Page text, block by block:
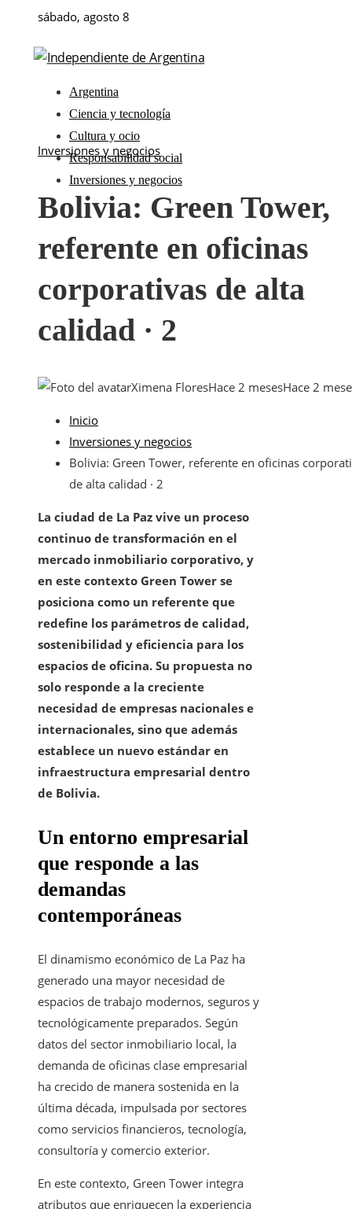
sábado, agosto 8
Argentina
Ciencia y tecnología
Cultura y ocio
Responsabilidad social
Inversiones y negocios
Inversiones y negocios
Bolivia: Green Tower,
referente en oficinas
corporativas de alta
calidad · 2
Ximena FloresHace 2 mesesHace 2
Inicio
Inversiones y negocios
Bolivia: Green Tower, referente en oficinas
de alta calidad · 2
La ciudad de La Paz vive un proceso
continuo de transformación en el
mercado inmobiliario corporativo, y
en este contexto Green Tower se
posiciona como un referente que
redefine los parámetros de calidad,
sostenibilidad y eficiencia para los
espacios de oficina. Su propuesta no
solo responde a la creciente
necesidad de empresas nacionales e
internacionales, sino que además
establece un nuevo estándar en
infraestructura empresarial dentro
de Bolivia.
Un entorno empresarial
que responde a las
demandas
contemporáneas
El dinamismo económico de La Paz ha
generado una mayor necesidad de
espacios de trabajo modernos, seguros y
tecnológicamente preparados. Según
datos del sector inmobiliario local, la
demanda de oficinas clase empresarial
ha crecido de manera sostenida en la
última década, impulsada por sectores
como servicios financieros, tecnología,
consultoría y comercio exterior.
En este contexto, Green Tower integra
atributos que enriquecen la experiencia